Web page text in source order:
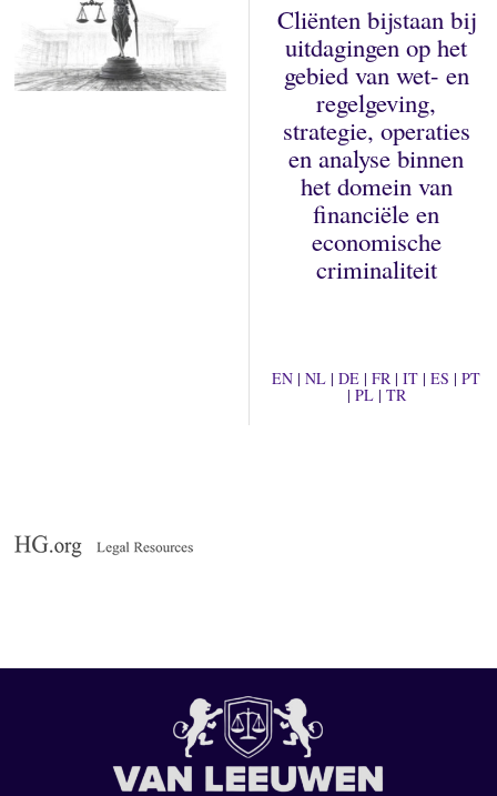
Cliënten bijstaan bij
uitdagingen op het
gebied van wet- en
regelgeving,
strategie, operaties
en analyse binnen
het domein van
financiële en
economische
criminaliteit
EN |NL |DE |FR |IT |ES |PT
| PL| TR